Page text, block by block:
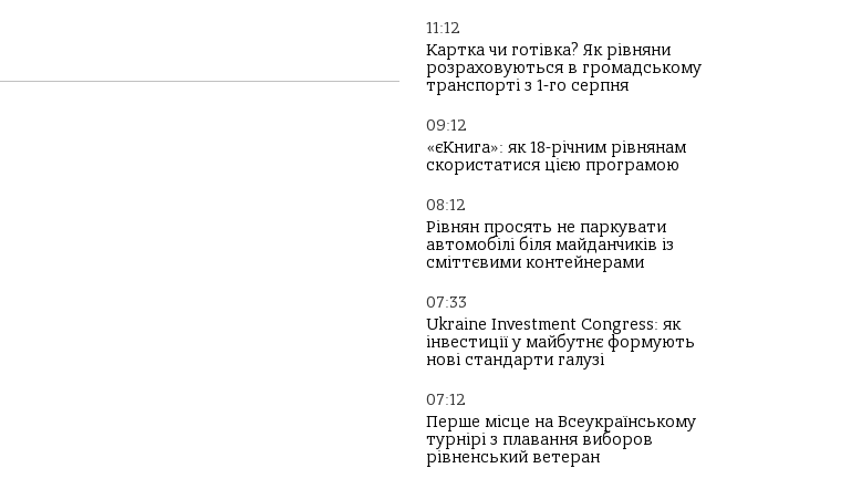
11:12
Картка чи готівка? Як рівняни
розраховуються в громадському
транспорті з 1-го серпня
09:12
«єКнига»: як 18-річним рівнянам
скористатися цією програмою
08:12
Рівнян просять не паркувати
автомобілі біля майданчиків із
сміттєвими контейнерами
07:33
Ukraine Investment Congress: як
інвестиції у майбутнє формують
нові стандарти галузі
07:12
Перше місце на Всеукраїнському
турнірі з плавання виборов
рівненський ветеран